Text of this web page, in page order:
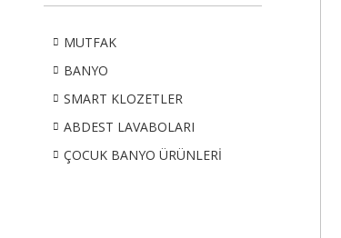
MUTFAK
BANYO
SMART KLOZETLER
ABDEST LAVABOLARI
ÇOCUK BANYO ÜRÜNLERİ